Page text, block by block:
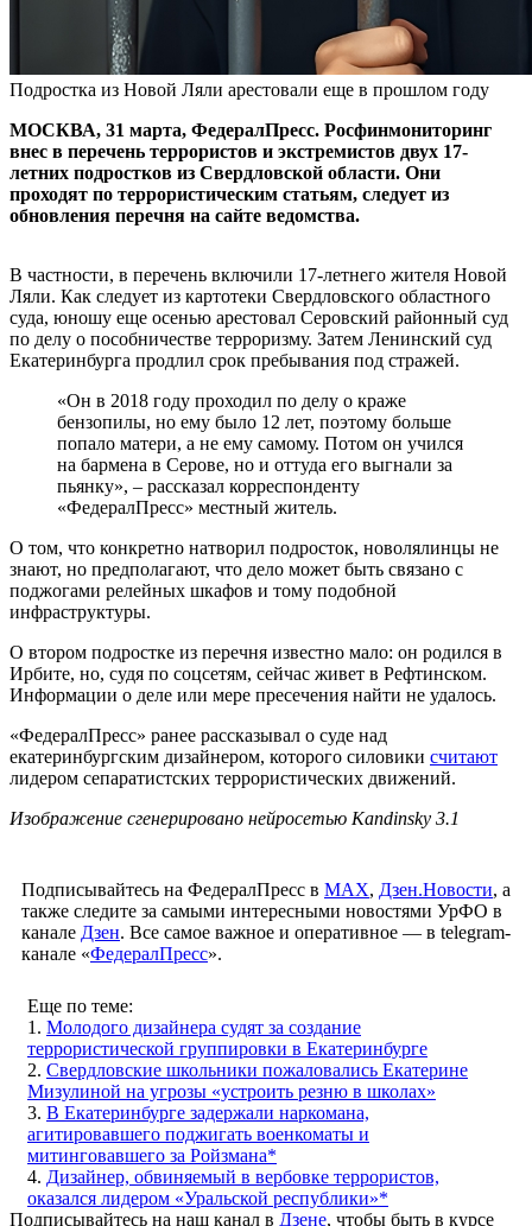
Подростка из Новой Ляли арестовали еще в прошлом году
МОСКВА, 31 марта, ФедералПресс. Росфинмониторинг
внес в перечень террористов и экстремистов двух 17-
летних подростков из Свердловской области. Они
проходят по террористическим статьям, следует из
обновления перечня на сайте ведомства.
В частности, в перечень включили 17-летнего жителя Новой
Ляли. Как следует из картотеки Свердловского областного
суда, юношу еще осенью арестовал Серовский районный суд
по делу о пособничестве терроризму. Затем Ленинский суд
Екатеринбурга продлил срок пребывания под стражей.
«Он в 2018 году проходил по делу о краже
бензопилы, но ему было 12 лет, поэтому больше
попало матери, а не ему самому. Потом он учился
на бармена в Серове, но и оттуда его выгнали за
пьянку», – рассказал корреспонденту
«ФедералПресс» местный житель.
О том, что конкретно натворил подросток, новолялинцы не
знают, но предполагают, что дело может быть связано с
поджогами релейных шкафов и тому подобной
инфраструктуры.
О втором подростке из перечня известно мало: он родился в
Ирбите, но, судя по соцсетям, сейчас живет в Рефтинском.
Информации о деле или мере пресечения найти не удалось.
«ФедералПресс» ранее рассказывал о суде над
екатеринбургским дизайнером, которого силовики считают
лидером сепаратистских террористических движений.
Изображение сгенерировано нейросетью Kandinsky 3.1
Подписывайтесь на ФедералПресс в МАХ, Дзен.Новости, а
также следите за самыми интересными новостями УрФО в
канале Дзен. Все самое важное и оперативное — в telegram-
канале «ФедералПресс».
Еще по теме:
1. Молодого дизайнера судят за создание
террористической группировки в Екатеринбурге
2. Свердловские школьники пожаловались Екатерине
Мизулиной на угрозы «устроить резню в школах»
3. В Екатеринбурге задержали наркомана,
агитировавшего поджигать военкоматы и
митинговавшего за Ройзмана*
4. Дизайнер, обвиняемый в вербовке террористов,
оказался лидером «Уральской республики»*
Подписывайтесь на наш канал в Дзене, чтобы быть в курсе